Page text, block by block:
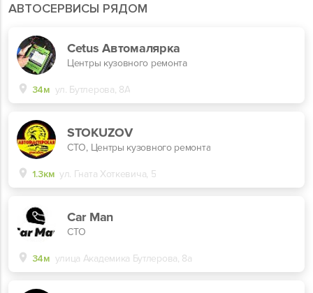
АВТОСЕРВИСЫ РЯДОМ
Cetus Автомалярка
Центры кузовного ремонта
34м ул. Бутлерова, 8А
STOKUZOV
СТО, Центры кузовного ремонта
1.3км ул. Гната Хоткевича, 5
Car Man
СТО
34м улица Академика Бутлерова, 8а